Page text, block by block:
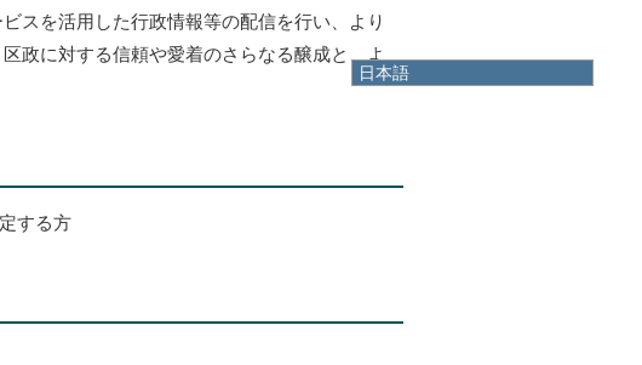
日本語
スを活用した行政情報等の配信を行い、より
政に対する信頼や愛着のさらなる醸成と、よ
定する方